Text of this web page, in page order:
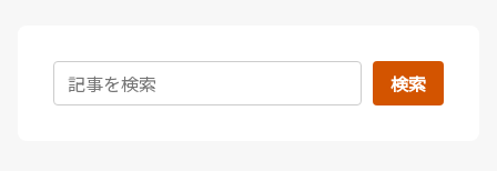
検索